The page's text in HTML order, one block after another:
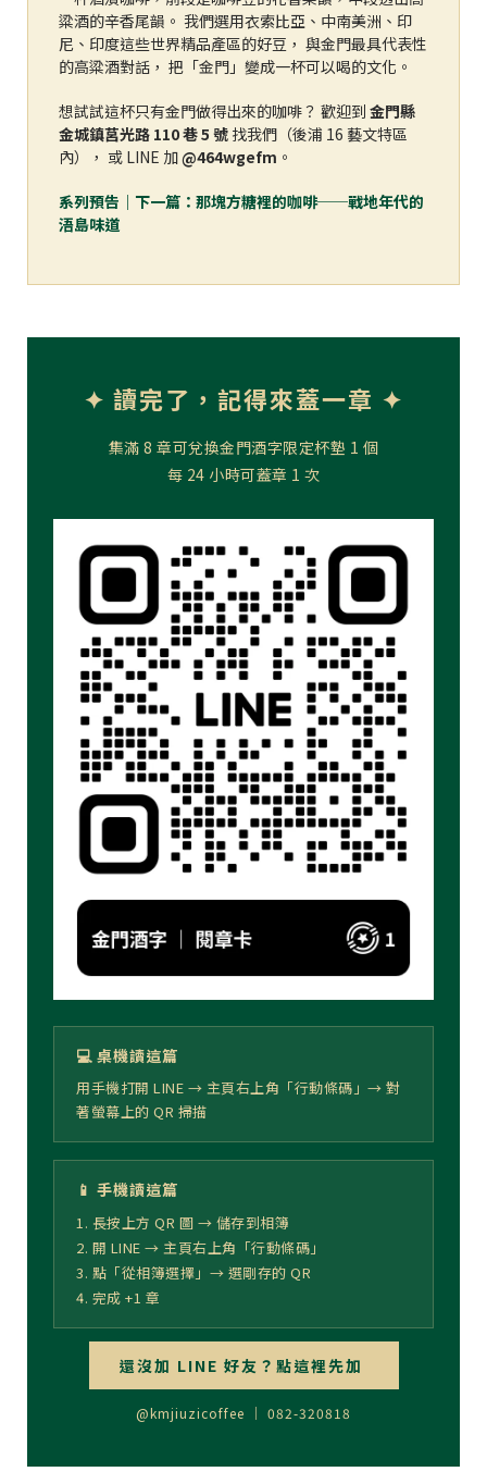
粱酒的辛香尾韻。 我們選用衣索比亞、中南美洲、印
尼、印度這些世界精品產區的好豆， 與金門最具代表性
的高粱酒對話， 把「金門」變成一杯可以喝的文化。
想試試這杯只有金門做得出來的咖啡？ 歡迎到 金門縣
金城鎮莒光路 110 巷 5 號 找我們（後浦 16 藝文特區
內）， 或 LINE 加@464wgefm 。
系列預告｜下一篇：那塊方糖裡的咖啡──戰地年代的
浯島味道
✦ 讀完了，記得來蓋一章 ✦
集滿 8 章可兌換金門酒字限定杯墊 1 個
每 24 小時可蓋章 1 次
💻 桌機讀這篇
用手機打開 LINE → 主頁右上角「行動條碼」→ 對
著螢幕上的 QR 掃描
📱 手機讀這篇
1. 長按上方 QR 圖 → 儲存到相簿
2. 開 LINE → 主頁右上角「行動條碼」
3. 點「從相簿選擇」→ 選剛存的 QR
4. 完成 +1 章
還沒加 LINE 好友？點這裡先加
@kmjiuzicoffee ｜ 082-320818